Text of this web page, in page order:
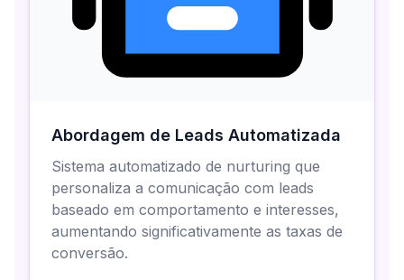
Abordagem de Leads Automatizada
Sistema automatizado de nurturing que
personaliza a comunicação com leads
baseado em comportamento e interesses,
aumentando significativamente as taxas de
conversão.